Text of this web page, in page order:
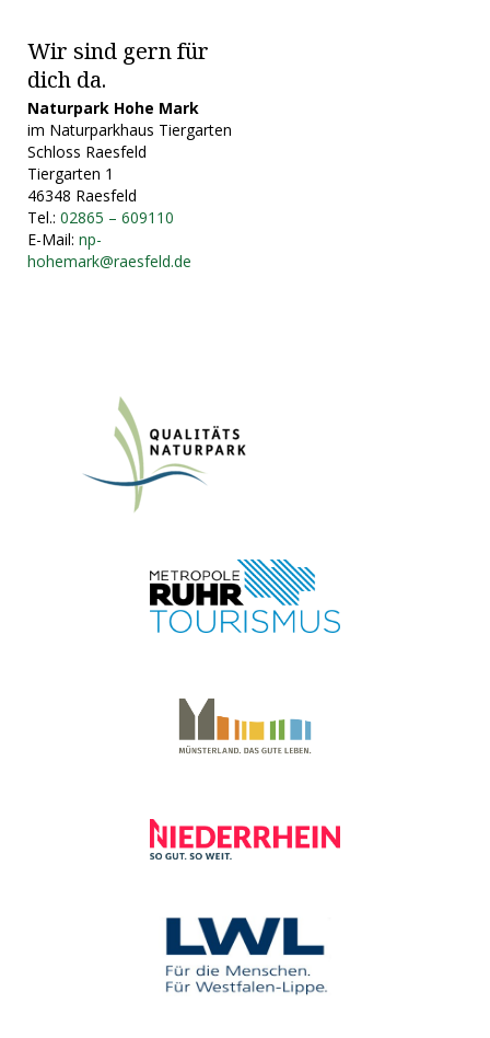
Wir sind gern für
dich da.
Naturpark Hohe Mark
im Naturparkhaus Tiergarten
Schloss Raesfeld
Tiergarten 1
46348 Raesfeld
Tel.: 02865 – 609110
E-Mail: np-
hohemark@raesfeld.de